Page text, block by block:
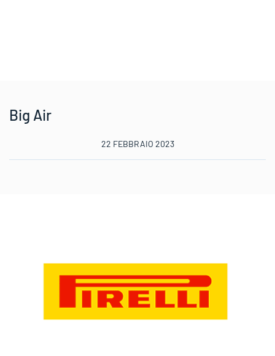
Big Air
22 FEBBRAIO 2023